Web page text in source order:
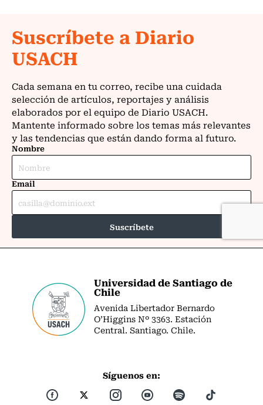
Universidad de Santiago de
Chile
Avenida Libertador Bernardo
O’Higgins Nº 3363. Estación
Central. Santiago. Chile.
Síguenos en: